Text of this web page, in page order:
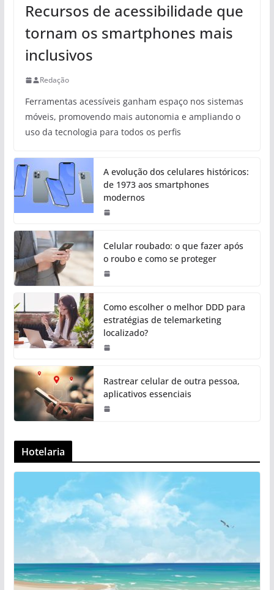
Recursos de acessibilidade que
tornam os smartphones mais
inclusivos
Redação
Ferramentas acessíveis ganham espaço nos sistemas
móveis, promovendo mais autonomia e ampliando o
uso da tecnologia para todos os perfis
A evolução dos celulares históricos:
de 1973 aos smartphones
modernos
Celular roubado: o que fazer após
o roubo e como se proteger
Como escolher o melhor DDD para
estratégias de telemarketing
localizado?
Rastrear celular de outra pessoa,
aplicativos essenciais
Hotelaria